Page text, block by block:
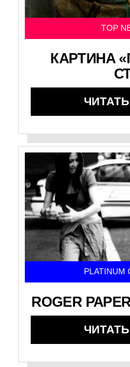
TOP
КАРТИНА
PLATINUM
ROGER